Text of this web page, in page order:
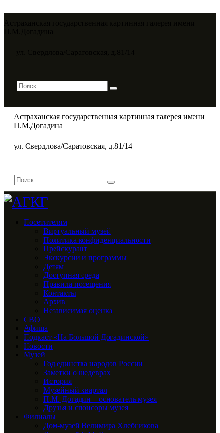
Астраханская государственная картинная галерея имени
П.М.Догадина​
ул. Свердлова/Саратовская, д.81/14
Посетителям
Виртуальный музей
Политика конфиденциальности
Прейскурант
Экскурсии и программы
Детям
Доступная среда
Правила посещения
Контакты
Архив
Независимая оценка
СВО
Афиша
Подкаст «На Большой Догадинской»
Новости
Музей
Год единства народов России
Заметки о шедеврах
История
Музейный квартал
П.М. Догадин – основатель музея
Друзья и спонсоры музея
Филиалы
Дом-музей Велимира Хлебникова